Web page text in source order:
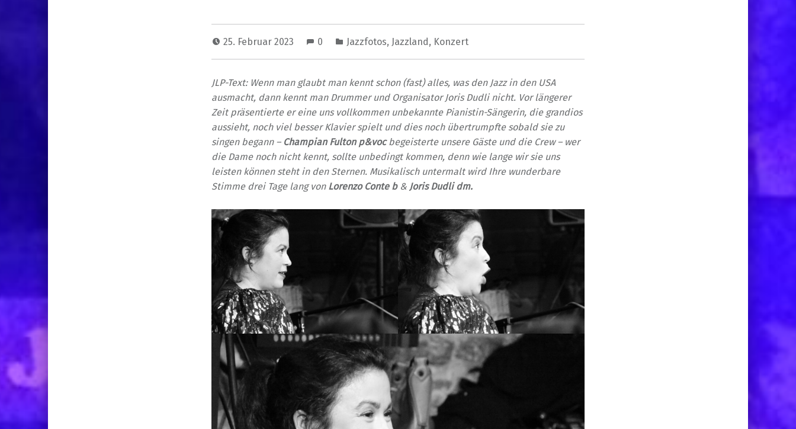
25. Februar 2023 0 Jazzfotos, Jazzland, Konzert
JLP-Text: Wenn man glaubt man kennt schon (fast) alles, was den Jazz in den USA
ausmacht, dann kennt man Drummer und Organisator Joris Dudli nicht. Vor längerer
Zeit präsentierte er eine uns vollkommen unbekannte Pianistin-Sängerin, die grandios
aussieht, noch viel besser Klavier spielt und dies noch übertrumpfte sobald sie zu
singen begann –Champian Fulton p&vocbegeisterte unsere Gäste und die Crew – wer
die Dame noch nicht kennt, sollte unbedingt kommen, denn wie lange wir sie uns
leisten können steht in den Sternen. Musikalisch untermalt wird Ihre wunderbare
Stimme drei Tage lang von Lorenzo Conte b& Joris Dudli dm.